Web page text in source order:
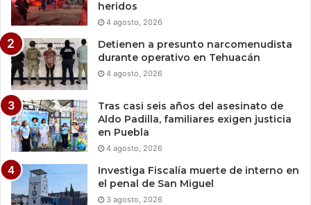
heridos
4 agosto, 2026
Detienen a presunto narcomenudista
durante operativo en Tehuacán
4 agosto, 2026
Tras casi seis años del asesinato de
Aldo Padilla, familiares exigen justicia
en Puebla
4 agosto, 2026
Investiga Fiscalía muerte de interno en
el penal de San Miguel
3 agosto, 2026